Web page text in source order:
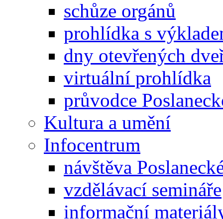
schůze orgánů
prohlídka s
dny otevřených
virtuální prohlídka
průvodce
Kultura a umění
Infocentrum
návštěva
vzdělávací semináře
informační